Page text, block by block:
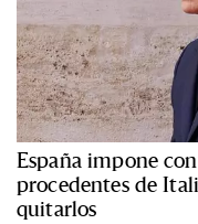
España impone
procedentes de
quitarlos